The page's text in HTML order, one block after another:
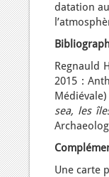
datation
Regnauld
2015 :
sea, les
Une carte